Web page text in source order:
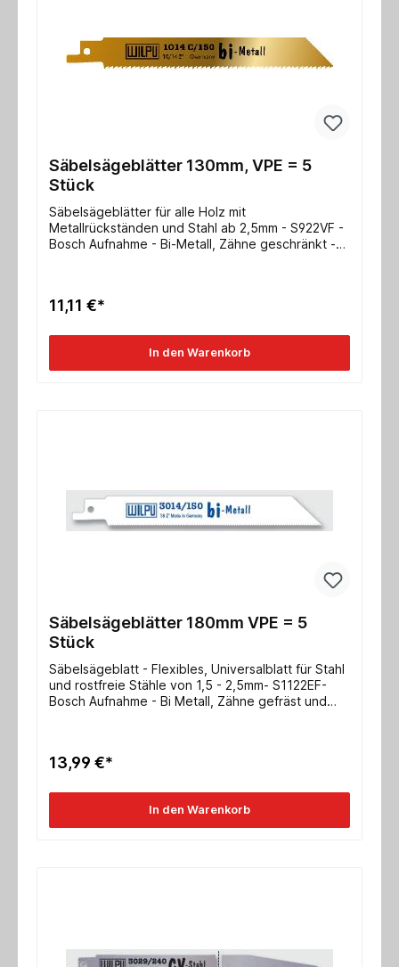
Säbelsägeblätter 130mm, VPE = 5
Stück
Säbelsägeblätter für alle Holz mit
Metallrückständen und Stahl ab 2,5mm - S922VF -
Bosch Aufnahme - Bi-Metall, Zähne geschränkt -
11,11 €*
In den Warenkorb
Säbelsägeblätter 180mm VPE = 5
Stück
Säbelsägeblatt - Flexibles, Universalblatt für Stahl
und rostfreie Stähle von 1,5 - 2,5mm- S1122EF-
Bosch Aufnahme - Bi Metall, Zähne gefräst und
13,99 €*
In den Warenkorb